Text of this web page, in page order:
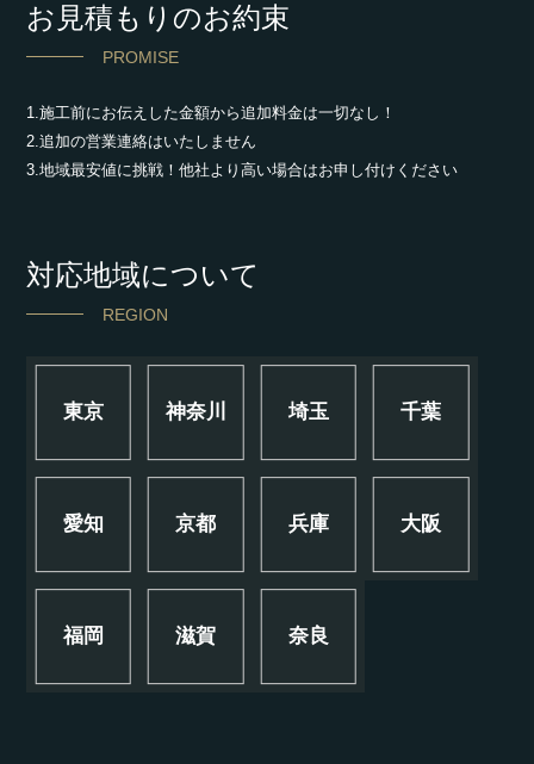
お見積もりのお約束
PROMISE
1.施工前にお伝えした金額から追加料金は一切なし！
2.追加の営業連絡はいたしません
3.地域最安値に挑戦！他社より高い場合はお申し付けください
対応地域について
REGION
東京 神奈川 埼玉 千葉
愛知 京都 兵庫 大阪
福岡 滋賀 奈良